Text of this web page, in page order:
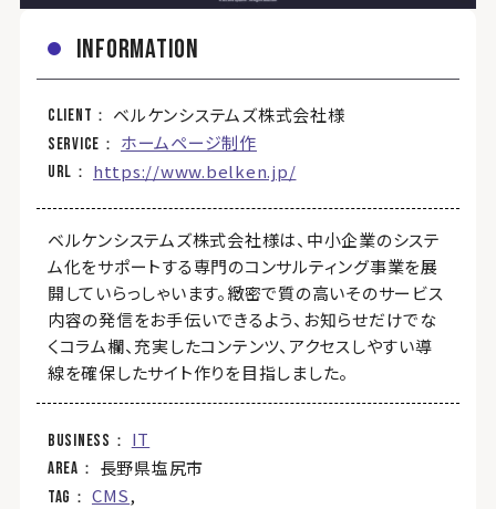
information
client ベルケンシステムズ株式会社様
service ホームページ制作
url https://www.belken.jp/
ベルケンシステムズ株式会社様は、中小企業のシステ
ム化をサポートする専門のコンサルティング事業を展
開していらっしゃいます。緻密で質の高いそのサービス
内容の発信をお手伝いできるよう、お知らせだけでな
くコラム欄、充実したコンテンツ、アクセスしやすい導
線を確保したサイト作りを目指しました。
business IT
area 長野県塩尻市
tag
CMS